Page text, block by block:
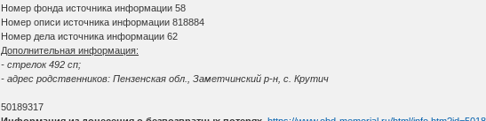
Номер фонда источника информации 58
Номер описи источника информации 818884
Номер дела источника информации 62
Дополнительная информация:
- стрелок 492 сп;
- адрес родственников: Пензенская обл., Заметчинский р-н, с. Крутич
50189317